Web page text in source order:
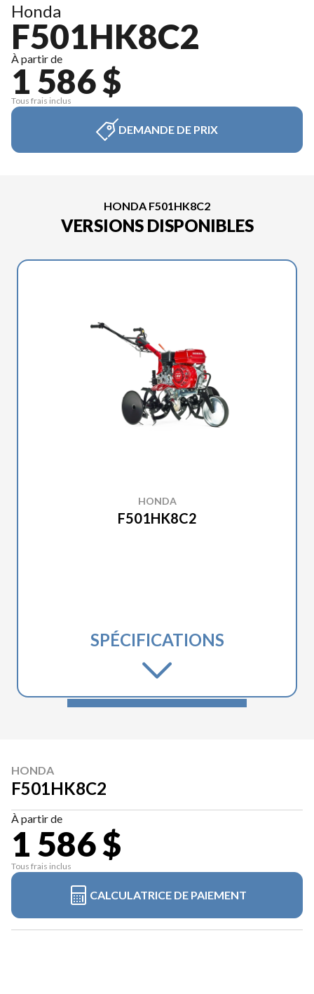
Honda
F501HK8C2
À partir de
1 586 $
Tous frais inclus
DEMANDE DE PRIX
HONDA F501HK8C2
VERSIONS DISPONIBLES
HONDA
F501HK8C2
SPÉCIFICATIONS
HONDA
F501HK8C2
À partir de
1 586 $
Tous frais inclus
CALCULATRICE DE PAIEMENT